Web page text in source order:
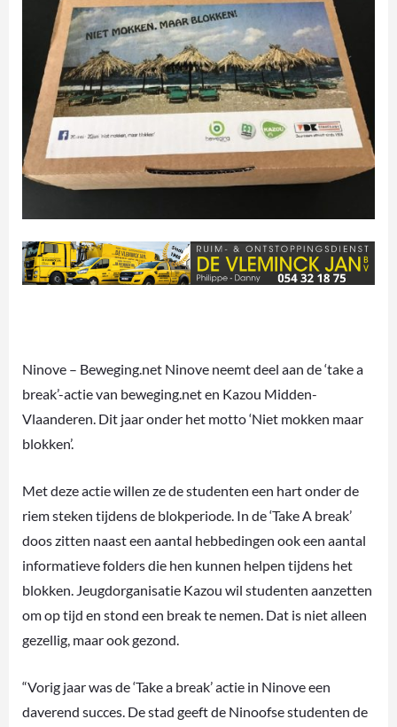
Ninove – Beweging.net Ninove neemt deel aan de ‘take a
break’-actie van beweging.net en Kazou Midden-
Vlaanderen. Dit jaar onder het motto ‘Niet mokken maar
blokken’.
Met deze actie willen ze de studenten een hart onder de
riem steken tijdens de blokperiode. In de ‘Take A break’
doos zitten naast een aantal hebbedingen ook een aantal
informatieve folders die hen kunnen helpen tijdens het
blokken. Jeugdorganisatie Kazou wil studenten aanzetten
om op tijd en stond een break te nemen. Dat is niet alleen
gezellig, maar ook gezond.
“Vorig jaar was de ‘Take a break’ actie in Ninove een
daverend succes. De stad geeft de Ninoofse studenten de